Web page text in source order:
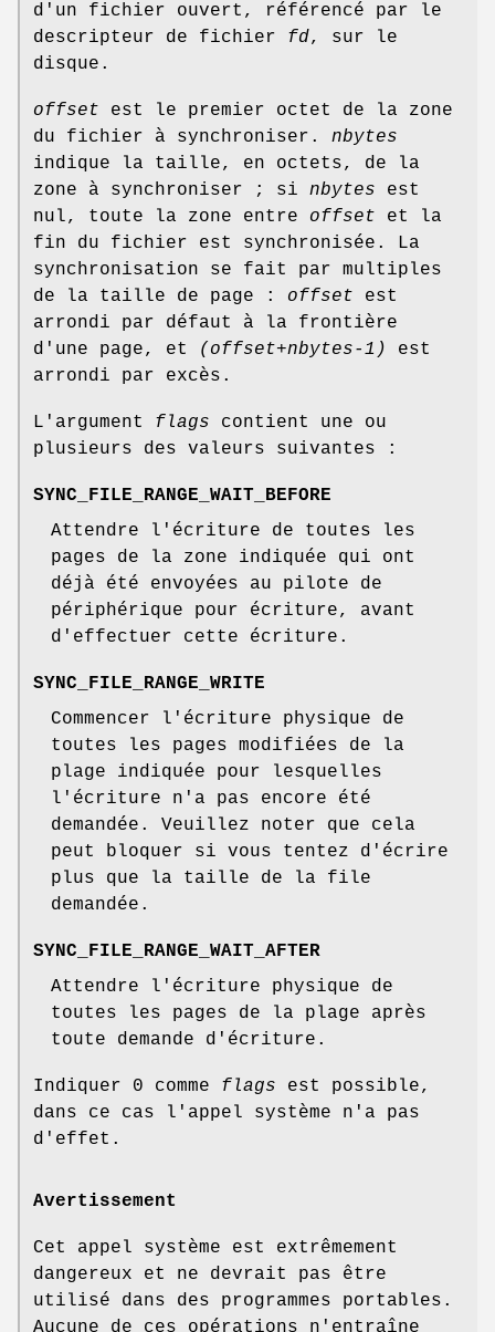
d'un fichier ouvert, référencé par le
descripteur de fichier fd, sur le
disque.
offset est le premier octet de la zone
du fichier à synchroniser. nbytes
indique la taille, en octets, de la
zone à synchroniser ; si nbytes est
nul, toute la zone entre offset et la
fin du fichier est synchronisée. La
synchronisation se fait par multiples
de la taille de page : offset est
arrondi par défaut à la frontière
d'une page, et
(offset+nbytes-1)
est
arrondi par excès.
L'argument flags contient une ou
plusieurs des valeurs suivantes :
SYNC_FILE_RANGE_WAIT_BEFORE
Attendre l'écriture de toutes les
pages de la zone indiquée qui ont
déjà été envoyées au pilote de
périphérique pour écriture, avant
d'effectuer cette écriture.
SYNC_FILE_RANGE_WRITE
Commencer l'écriture physique de
toutes les pages modifiées de la
plage indiquée pour lesquelles
l'écriture n'a pas encore été
demandée. Veuillez noter que cela
peut bloquer si vous tentez d'écrire
plus que la taille de la file
demandée.
SYNC_FILE_RANGE_WAIT_AFTER
Attendre l'écriture physique de
toutes les pages de la plage après
toute demande d'écriture.
Indiquer 0 comme flags est possible,
dans ce cas l'appel système n'a pas
d'effet.
Avertissement
Cet appel système est extrêmement
dangereux et ne devrait pas être
utilisé dans des programmes portables.
Aucune de ces opérations n'entraîne